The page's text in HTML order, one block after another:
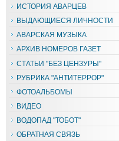
ИСТОРИЯ АВАРЦЕВ
ВЫДАЮЩИЕСЯ ЛИЧНОСТИ
АВАРСКАЯ МУЗЫКА
АРХИВ НОМЕРОВ ГАЗЕТ
СТАТЬИ "БЕЗ ЦЕНЗУРЫ"
РУБРИКА "АНТИТЕРРОР"
ФОТОАЛЬБОМЫ
ВИДЕО
ВОДОПАД "ТОБОТ"
ОБРАТНАЯ СВЯЗЬ